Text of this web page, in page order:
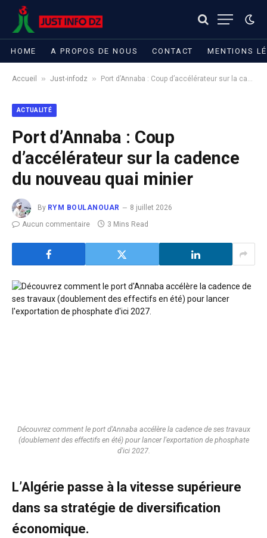
HOME A PROPOS DE NOUS CONTACT MENTIONS
Accueil » Just-infodz » Port d’Annaba : Coup d’accélérateur sur la cadence du nouveau quai minier
ACTUALITÉ
Port d’Annaba : Coup
d’accélérateur sur la cadence
du nouveau quai minier
By RYM BOULANOUAR
8 juillet 2026
Aucun commentaire
3 Mins Read
Découvrez comment le port d'Annaba accélère la cadence de ses travaux
(doublement des effectifs en été) pour lancer l'exportation de phosphate
d'ici 2027.
L’Algérie passe à la vitesse supérieure
dans sa stratégie de diversification
économique.